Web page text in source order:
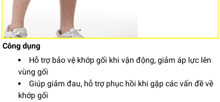
Công dụng
Hỗ trợ bảo vệ khớp gối khi vận động, giảm áp lực lên
vùng gối
Giúp giảm đau, hỗ trợ phục hồi khi gặp các vấn đề về
khớp gối